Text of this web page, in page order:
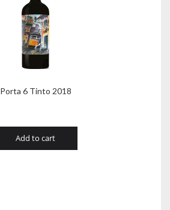
Porta 6 Tinto 2018
Add to cart